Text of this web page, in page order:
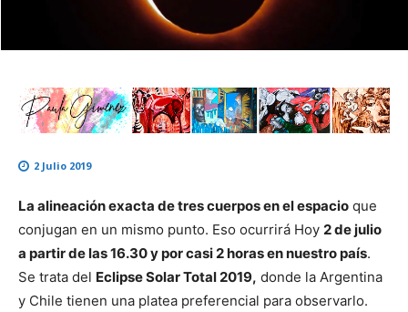
2 Julio 2019
La alineación exacta de tres cuerpos en el espacio que
conjugan en un mismo punto. Eso ocurrirá Hoy 2 de julio
a partir de las 16.30 y por casi 2 horas en nuestro país.
Se trata del Eclipse Solar Total 2019, donde la Argentina
y Chile tienen una platea preferencial para observarlo.